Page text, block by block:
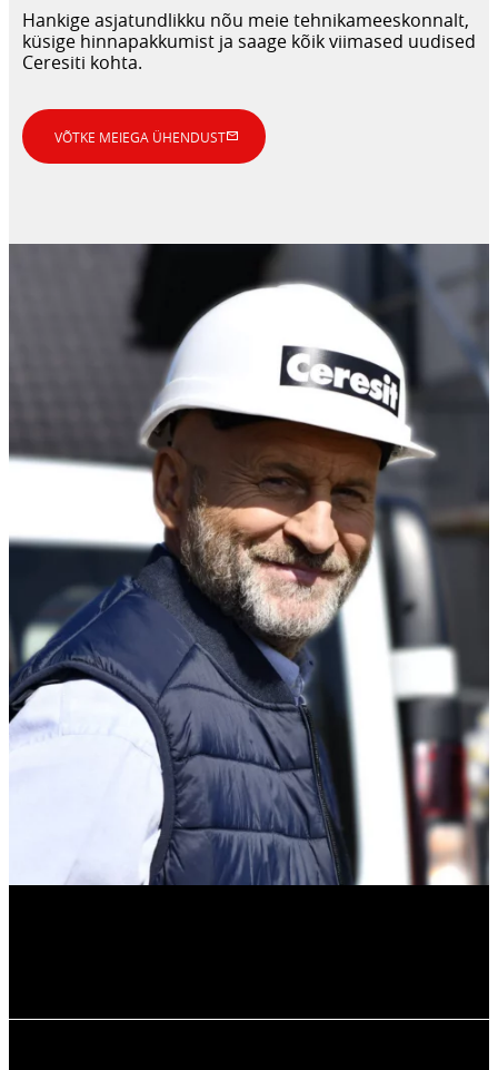
Hankige asjatundlikku nõu meie tehnikameeskonnalt,
küsige hinnapakkumist ja saage kõik viimased uudised
Ceresiti kohta.
VÕTKE MEIEGA ÜHENDUST